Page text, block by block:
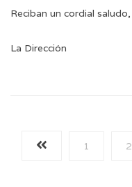
Reciban un cordial saludo,
La Dirección
1 2